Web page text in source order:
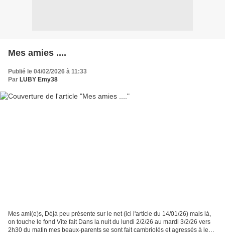
Mes amies ....
Publié le 04/02/2026 à 11:33
Par LUBY Emy38
Mes ami(e)s, Déjà peu présente sur le net (ici l'article du 14/01/26) mais là,
on touche le fond Vite fait Dans la nuit du lundi 2/2/26 au mardi 3/2/26 vers
2h30 du matin mes beaux-parents se sont fait cambriolés et agressés à leur